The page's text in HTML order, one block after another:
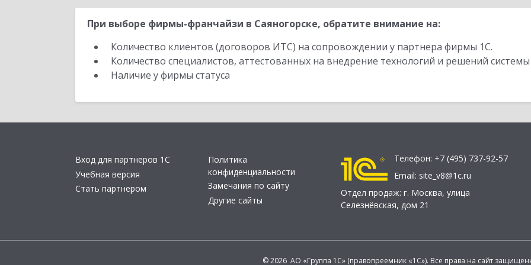
При выборе фирмы-франчайзи в Саяногорске, обратите внимание на:
Количество клиентов (договоров ИТС) на сопровождении у партнера фирмы 1С.
Количество специалистов, аттестованных на внедрение технологий и решений
Наличие у фирмы статуса
Вход для партнеров 1С
Учебная версия
Стать партнером
Политика
конфиденциальности
Замечания по сайту
Другие сайты
Телефон: +7 (495) 737-92-57
Email: site_v8@1c.ru
Отдел продаж: г. Москва, улица
Селезнёвская, дом 21
© 2026 АО «Группа 1С» (правопреемник «1С»). Все права на сайт